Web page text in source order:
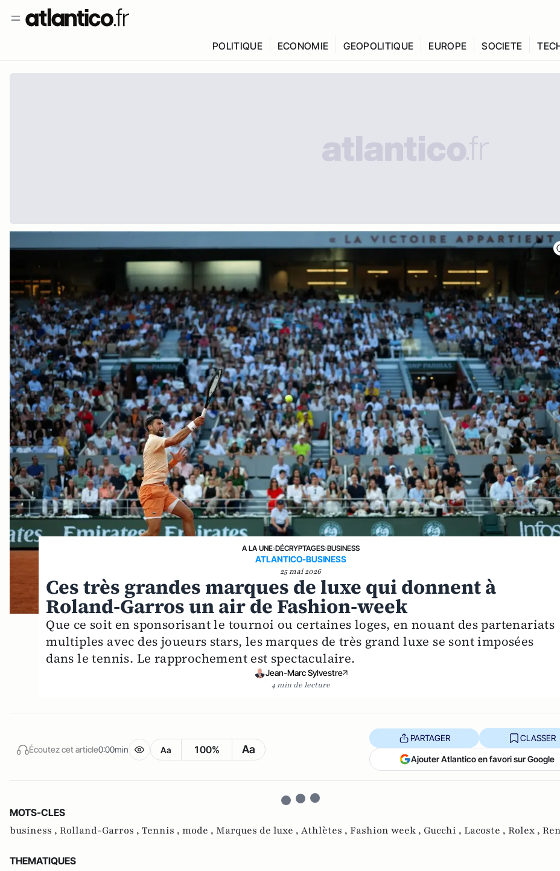
POLITIQUE ECONOMIE GEOPOLITIQUE EUROPE SOCIETE
A LA UNE›DÉCRYPTAGES›BUSINESS
ATLANTICO-BUSINESS
25 mai 2026
Ces très grandes marques de luxe qui donnent à
Roland-Garros un air de Fashion-week
Que ce soit en sponsorisant le tournoi ou certaines loges, en nouant des partenariats
multiples avec des joueurs stars, les marques de très grand luxe se sont imposées
dans le tennis. Le rapprochement est spectaculaire.
Jean-Marc Sylvestre
4 min de lecture
Écoutez cet article0:00min Aa 100% Aa
PARTAGER CLASSER
Ajouter Atlantico en favori sur Google
MOTS-CLES
business , Rolland-Garros , Tennis , mode , Marques de luxe , Athlètes , Fashion week , Gucchi , Lacoste , Rolex ,
THEMATIQUES